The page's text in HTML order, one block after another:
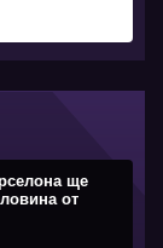
ще
от